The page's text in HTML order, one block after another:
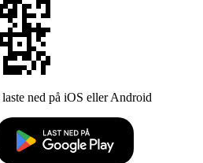
ned på iOS eller Android